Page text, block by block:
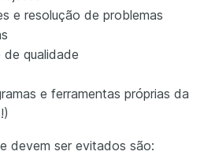
e resolução de problemas
qualidade
e ferramentas próprias da
devem ser evitados são: